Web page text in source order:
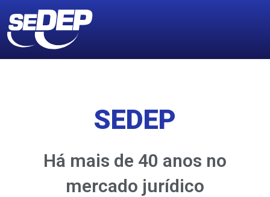
SEDEP
Há mais de 40 anos no
mercado jurídico